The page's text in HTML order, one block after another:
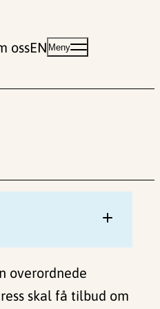
ossEN Meny
overordnede
skal få tilbud om